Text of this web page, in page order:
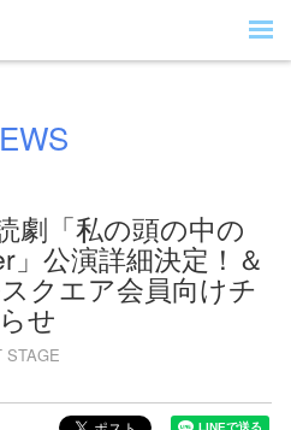
劇「私の頭の中の
公演詳細決定！＆
クエア会員向けチ
せ
STAGE